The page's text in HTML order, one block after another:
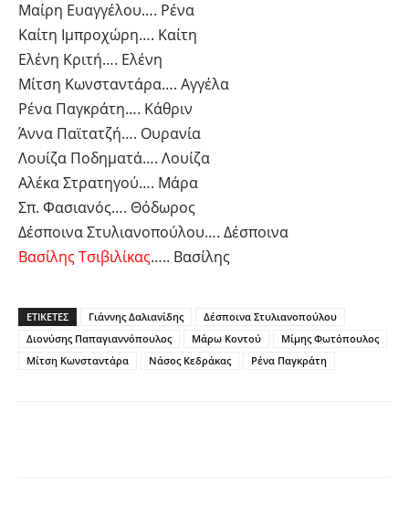
Μαίρη Ευαγγέλου…. Ρένα
Καίτη Ιμπροχώρη…. Καίτη
Ελένη Κριτή…. Ελένη
Μίτση Κωνσταντάρα…. Αγγέλα
Ρένα Παγκράτη…. Κάθριν
Άννα Παϊτατζή…. Ουρανία
Λουίζα Ποδηματά…. Λουίζα
Αλέκα Στρατηγού…. Μάρα
Σπ. Φασιανός…. Θόδωρος
Δέσποινα Στυλιανοπούλου…. Δέσποινα
Βασίλης Τσιβιλίκας….. Βασίλης
ΕΤΙΚΕΤΕΣ Γιάννης Δαλιανίδης
Δέσποινα Στυλιανοπούλου
Διονύσης Παπαγιαννόπουλος
Μάρω Κοντού
Μίμης Φωτόπουλος
Μίτση Κωνσταντάρα
Νάσος Κεδράκας Ρένα Παγκράτη